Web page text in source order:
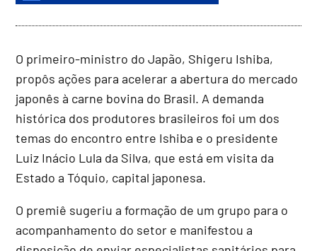
O primeiro-ministro do Japão, Shigeru Ishiba,
propôs ações para acelerar a abertura do mercado
japonês à carne bovina do Brasil. A demanda
histórica dos produtores brasileiros foi um dos
temas do encontro entre Ishiba e o presidente
Luiz Inácio Lula da Silva, que está em visita da
Estado a Tóquio, capital japonesa.
O premiê sugeriu a formação de um grupo para o
acompanhamento do setor e manifestou a